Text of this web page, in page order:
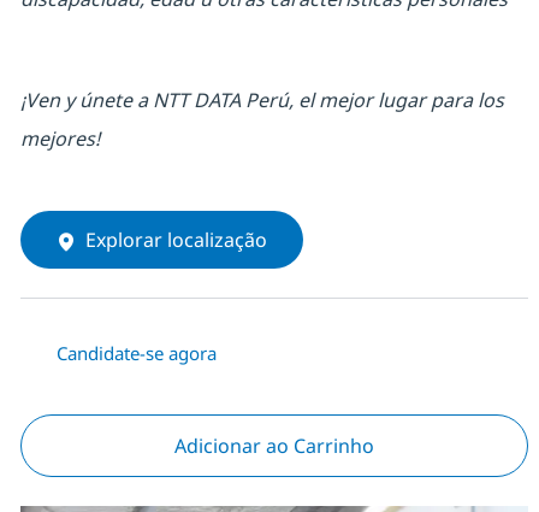
¡Ven y únete a NTT DATA Perú, el mejor lugar para los
mejores!
Explorar localização
Candidate-se agora
Adicionar ao Carrinho